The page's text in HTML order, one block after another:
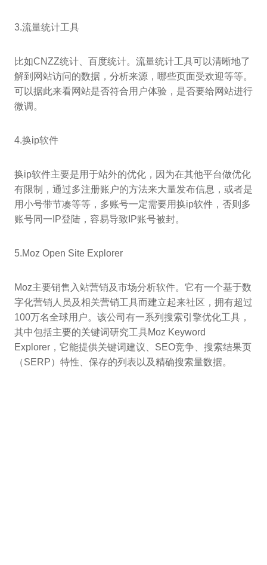
3.流量统计工具
比如CNZZ统计、百度统计。流量统计工具可以清晰地了
解到网站访问的数据，分析来源，哪些页面受欢迎等等。
可以据此来看网站是否符合用户体验，是否要给网站进行
微调。
4.换ip软件
换ip软件主要是用于站外的优化，因为在其他平台做优化
有限制，通过多注册账户的方法来大量发布信息，或者是
用小号带节凑等等，多账号一定需要用换ip软件，否则多
账号同一IP登陆，容易导致IP账号被封。
5.Moz Open Site Explorer
Moz主要销售入站营销及市场分析软件。它有一个基于数
字化营销人员及相关营销工具而建立起来社区，拥有超过
100万名全球用户。该公司有一系列搜索引擎优化工具，
其中包括主要的关键词研究工具Moz Keyword
Explorer，它能提供关键词建议、SEO竞争、搜索结果页
（SERP）特性、保存的列表以及精确搜索量数据。